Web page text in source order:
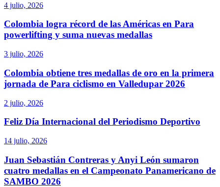
4 julio, 2026
Colombia logra récord de las Américas en Para
powerlifting y suma nuevas medallas
3 julio, 2026
Colombia obtiene tres medallas de oro en la primera
jornada de Para ciclismo en Valledupar 2026
2 julio, 2026
Feliz Día Internacional del Periodismo Deportivo
14 julio, 2026
Juan Sebastián Contreras y Anyi León sumaron
cuatro medallas en el Campeonato Panamericano de
SAMBO 2026